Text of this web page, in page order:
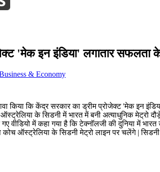
'मेक इन इंडिया' लगातार सफलता
& Economy
किया कि केंद्र सरकार का ड्रीम प्रोजेक्ट 'मेक इन
के सिडनी में भारत में बनी अत्याधुनिक मेट्रो
गए वीडियो में कहा गया है कि टेक्नॉलजी की दुनिया में
कोच ऑस्ट्रेलिया के सिडनी मेट्रो लाइन पर चलेंगे |